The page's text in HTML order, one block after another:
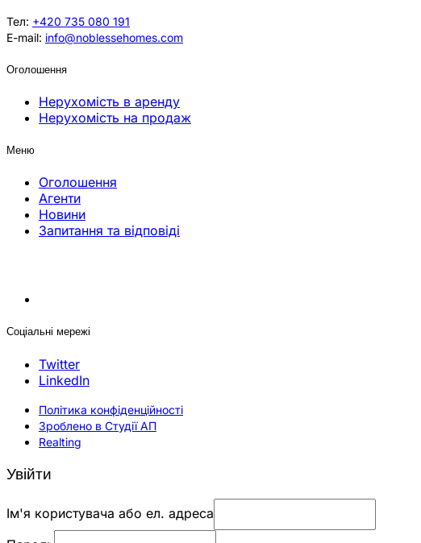
Тел: +420 735 080 191
E-mail: info@noblessehomes.com
Оголошення
Нерухомість в аренду
Нерухомість на продаж
Меню
Оголошення
Агенти
Новини
Запитання та відповіді
Соціальні мережі
Twitter
LinkedIn
Політика конфіденційності
Зроблено в Студії АП
Realting
Увійти
Ім'я користувача або ел. адреса